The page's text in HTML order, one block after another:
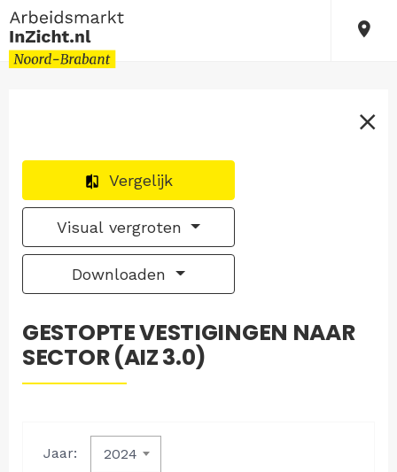
Vergelijk
Visual vergroten
Downloaden
GESTOPTE VESTIGINGEN NAAR
SECTOR (AIZ 3.0)